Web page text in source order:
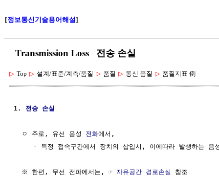
[정보통신기술용어해설]
Transmission Loss 전송 손실
▷ Top ▷ 설계/표준/계측/품질 ▷ 품질 ▷ 통신 품질 ▷ 품질지표 例
1. 전송 손실
  ㅇ 주로, 유선 음성
전화에서,
- 특정 접속구간에서 장치의 삽입시, 이에따라 발생하는
  ※ 한편, 무선 전파에서는, ☞
자유공간 경로손실 참조